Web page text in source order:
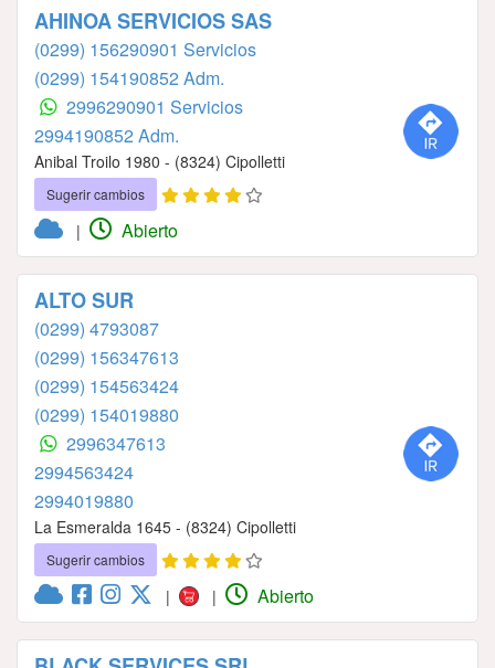
AHINOA SERVICIOS SAS
(0299) 156290901 Servicios
(0299) 154190852 Adm.
2996290901 Servicios
2994190852 Adm.
Anibal Troilo 1980 - (8324) Cipolletti
Sugerir cambios
| Abierto
ALTO SUR
(0299) 4793087
(0299) 156347613
(0299) 154563424
(0299) 154019880
2996347613
2994563424
2994019880
La Esmeralda 1645 - (8324) Cipolletti
Sugerir cambios
| | Abierto